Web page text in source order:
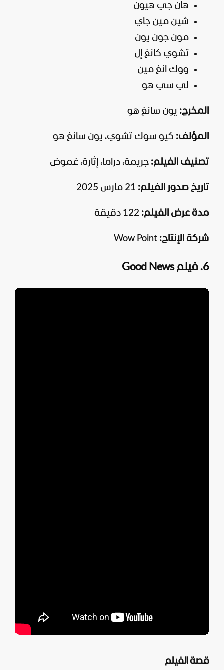
هان جي هيون
شين مين جاي
مون جون يون
تشوي كانغ إل
ووك انغ مين
لي سي هو
المخرج: يون سانغ هو
المؤلف: كيو سوك تشوي، يون سانغ هو
تصنيف الفيلم: جريمة، دراما، إثارة، غموض
تاريخ صدور الفيلم:
مدة عرض الفيلم:
شركة الإنتاج: Wow Point
6. فيلم Good News
قصة الفيلم